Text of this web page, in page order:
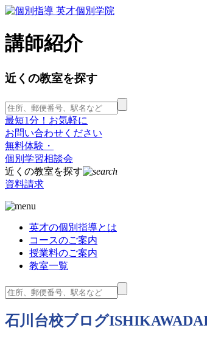
講師紹介
近くの教室を探す
最短1分！お気軽に
お問い合わせください
無料体験・
個別学習相談会
近くの教室を探す
資料請求
英才の個別指導とは
コースのご案内
授業料のご案内
教室一覧
石川台校ブログ